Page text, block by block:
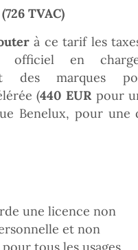
TVAC)
à ce tarif les
officiel en
des marques
(440 EUR pour
Benelux, pour une
une licence non
et non